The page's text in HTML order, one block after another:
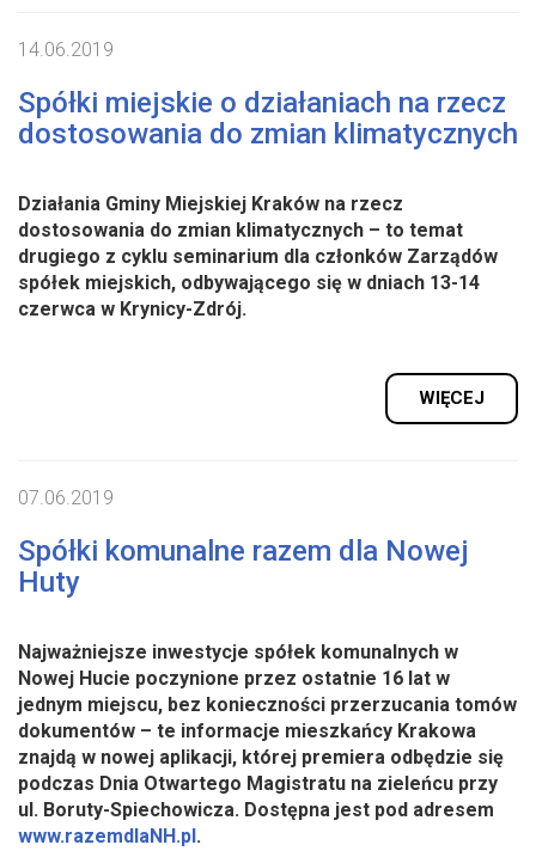
14.06.2019
Spółki miejskie o działaniach na rzecz
dostosowania do zmian klimatycznych
Działania Gminy Miejskiej Kraków na rzecz
dostosowania do zmian klimatycznych – to temat
drugiego z cyklu seminarium dla członków Zarządów
spółek miejskich, odbywającego się w dniach 13-14
czerwca w Krynicy-Zdrój.
WIĘCEJ
07.06.2019
Spółki komunalne razem dla Nowej
Huty
Najważniejsze inwestycje spółek komunalnych w
Nowej Hucie poczynione przez ostatnie 16 lat w
jednym miejscu, bez konieczności przerzucania tomów
dokumentów – te informacje mieszkańcy Krakowa
znajdą w nowej aplikacji, której premiera odbędzie się
podczas Dnia Otwartego Magistratu na zieleńcu przy
ul. Boruty-Spiechowicza. Dostępna jest pod adresem
www.razemdlaNH.pl.